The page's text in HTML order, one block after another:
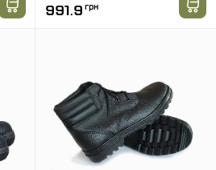
991.9 грн